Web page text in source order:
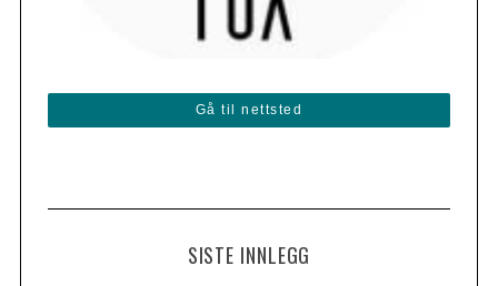
Gå til nettsted
SISTE INNLEGG